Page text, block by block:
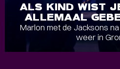
ALS KIND WIST
ALLEMAAL
Marlon met de Jacksons
weer in